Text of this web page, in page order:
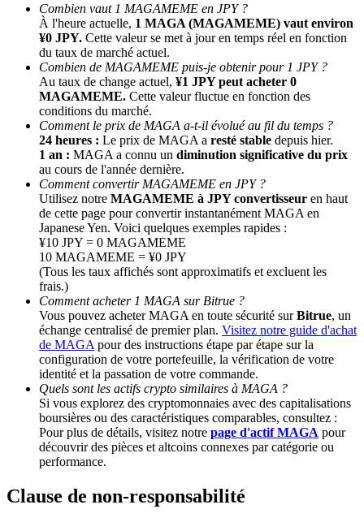
Parrainage
Invitez un ami pour recevoir des récompenses en espèces
BTC Welcome Rewards
BTC Welcome Rewards
Deposit & Trade BTC to Share 25000 USDT prize pool!
Deposit CASHCAT & Win
Combien vaut 1 MAGAMEME en JPY ?
À l'heure actuelle, 1 MAGA (MAGAMEME) vaut environ
¥0 JPY. Cette valeur se met à jour en temps réel en fonction
du taux de marché actuel.
Combien de MAGAMEME puis-je obtenir pour 1 JPY ?
Au taux de change actuel, ¥1 JPY peut acheter 0
MAGAMEME. Cette valeur fluctue en fonction des
conditions du marché.
Comment le prix de MAGA a-t-il évolué au fil du temps ?
24 heures : Le prix de MAGA a resté stable depuis hier.
1 an : MAGA a connu un diminution significative du prix
au cours de l'année dernière.
Comment convertir MAGAMEME en JPY ?
Utilisez notre MAGAMEME à JPY convertisseur en haut
de cette page pour convertir instantanément MAGA en
Japanese Yen. Voici quelques exemples rapides :
¥10 JPY = 0 MAGAMEME
10 MAGAMEME = ¥0 JPY
(Tous les taux affichés sont approximatifs et excluent les
frais.)
Comment acheter 1 MAGA sur Bitrue ?
Vous pouvez acheter MAGA en toute sécurité surBitrue, un
échange centralisé de premier plan. Visitez notre guide d'achat
de MAGA pour des instructions étape par étape sur la
configuration de votre portefeuille, la vérification de votre
identité et la passation de votre commande.
Quels sont les actifs crypto similaires à MAGA ?
Si vous explorez des cryptomonnaies avec des capitalisations
boursières ou des caractéristiques comparables, consultez :
Pour plus de détails, visitez notre page d'actif MAGA pour
découvrir des pièces et altcoins connexes par catégorie ou
performance.
Clause de non-responsabilité